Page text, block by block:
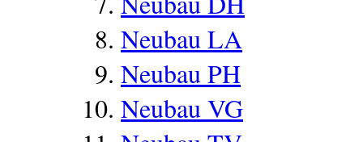
Neubau LA
Neubau PH
Neubau VG